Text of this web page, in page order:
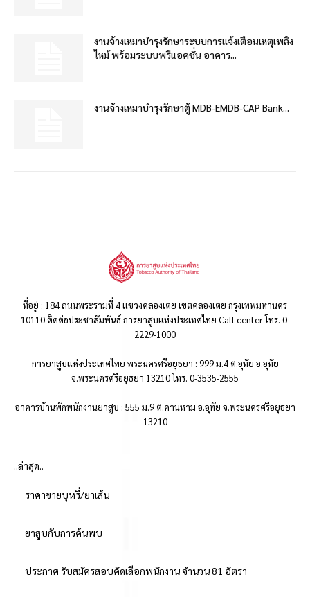
งานจ้างเหมาบำรุงรักษาระบบการแจ้งเตือนเหตุเพลิง
ไหม้ พร้อมระบบพรีแอคชั่น อาคาร...
งานจ้างเหมาบำรุงรักษาตู้ MDB-EMDB-CAP Bank...
ที่อยู่ : 184 ถนนพระรามที่ 4 แขวงคลองเตย เขตคลองเตย กรุงเทพมหานคร
10110 ติดต่อประชาสัมพันธ์ การยาสูบแห่งประเทศไทย Call center โทร. 0-
2229-1000
การยาสูบแห่งประเทศไทย พระนครศรีอยุธยา : 999 ม.4 ต.อุทัย อ.อุทัย
จ.พระนครศรีอยุธยา 13210 โทร. 0-3535-2555
อาคารบ้านพักพนักงานยาสูบ : 555 ม.9 ต.คานหาม อ.อุทัย จ.พระนครศรีอยุธยา
13210
..ล่าสุด..
ราคาขายบุหรี่/ยาเส้น
ยาสูบกับการค้นพบ
ประกาศ รับสมัครสอบคัดเลือกพนักงาน จำนวน 81 อัตรา